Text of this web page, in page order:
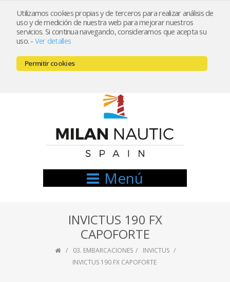
Utilizamos cookies propias y de terceros para realizar análisis de
uso y de medición de nuestra web para mejorar nuestros
servicios. Si continua navegando, consideramos que acepta su
uso. - Ver detalles
Permitir cookies
Registrarse Mi cuenta
666521122 // 654999333
Menú
INVICTUS 190 FX
CAPOFORTE
03. EMBARCACIONES
INVICTUS
INVICTUS 190 FX CAPOFORTE